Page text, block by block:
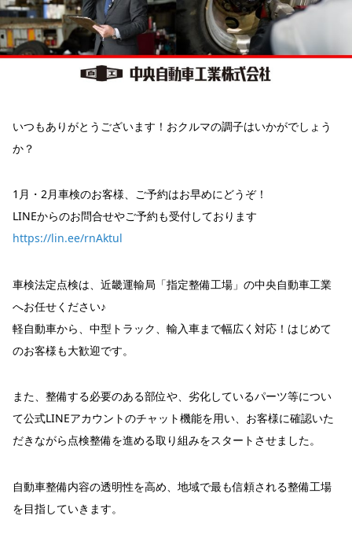
いつもありがとうございます！おクルマの調子はいかがでしょう
か？
1月・2月車検のお客様、ご予約はお早めにどうぞ！
LINEからのお問合せやご予約も受付しております
https://lin.ee/rnAktul
車検法定点検は、近畿運輸局「指定整備工場」の中央自動車工業
へお任せください♪
軽自動車から、中型トラック、輸入車まで幅広く対応！はじめて
のお客様も大歓迎です。
また、整備する必要のある部位や、劣化しているパーツ等につい
て公式LINEアカウントのチャット機能を用い、お客様に確認いた
だきながら点検整備を進める取り組みをスタートさせました。
自動車整備内容の透明性を高め、地域で最も信頼される整備工場
を目指していきます。